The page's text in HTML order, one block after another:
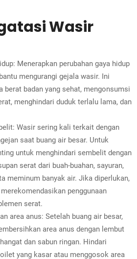
Wasir
Menerapkan perubahan gaya hidup
mengurangi gejala wasir. Ini
berat badan yang sehat, mengonsumsi
menghindari duduk terlalu lama, dan
Wasir sering kali terkait dengan
saat buang air besar. Untuk
untuk menghindari sembelit dengan
serat dari buah-buahan, sayuran,
meminum banyak air. Jika diperlukan,
penggunaan
serat.
area anus: Setelah buang air besar,
area anus dengan lembut
dan sabun ringan. Hindari
yang kasar atau menggosok area